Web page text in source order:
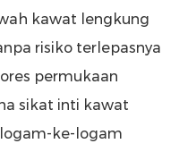
kawat lengkung
risiko terlepasnya
permukaan
sikat inti kawat
ke-logam